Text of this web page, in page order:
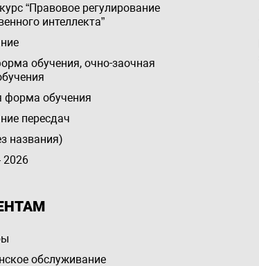
“Правовое регулирование
интеллекта”
обучения, очно-заочная
форма обучения
пересдач
названия)
2026
обслуживание